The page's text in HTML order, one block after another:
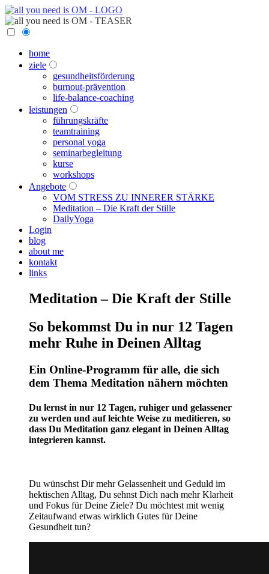
home
ziele
gesundheitsförderung
burnout-prävention
life-balance-coaching
leistungen
führungskräfte
teamtraining
personal yoga
seminarbegleitung
kurse
workshops
Angebote
VOM STRESS ZU INNERER STÄRKE
Meditation – Die Kraft der Stille
DailyYoga
Login
blog
about me
kontakt
links
Meditation – Die Kraft der Stille
So bekommst Du in nur 12 Tagen
mehr Ruhe in Deinen Alltag
Ein Online-Programm für alle, die sich
dem Thema Meditation nähern möchten
Du lernst in nur 12 Tagen, ruhiger und gelassener
zu werden und auf leichte Weise zu meditieren, so
dass Du Meditation ganz elegant in Deinen Alltag
integrieren kannst.
Du wünschst Dir mehr Gelassenheit und Geduld im
hektischen Alltag, Du sehnst Dich nach mehr Klarheit
und Fokus für Deine Ziele? Du möchtest mit wenig
Zeitaufwand etwas wirklich Gutes für Deine
Gesundheit tun?